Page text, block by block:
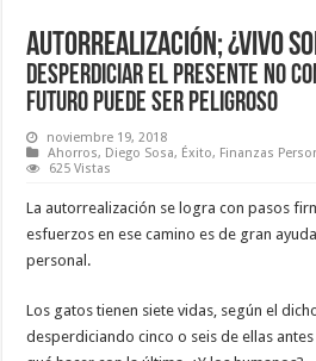
Autorrealización; ¿Vivo
Desperdiciar el presente no
futuro puede ser peligroso
noviembre 19, 2018
Ahorros, Diego Sosa, Éxito, Finanzas
625 Vistas
La autorrealización se logra con pasos
esfuerzos en ese camino es de gran
personal.
Los gatos tienen siete vidas, según el
desperdiciando cinco o seis de ellas